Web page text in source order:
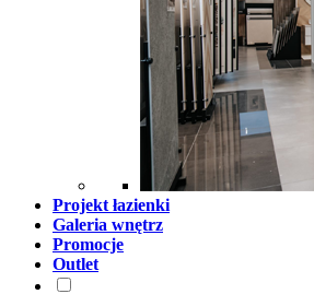
Projekt łazienki
Galeria wnętrz
Promocje
Outlet